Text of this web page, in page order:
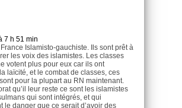
7 h 51 min
France Islamisto-gauchiste. Ils sont prêt à
les voix des islamistes. Les classes
votent plus pour eux car ils ont
laïcité, et le combat de classes, ces
pour la plupart au RN maintenant.
qu’il leur reste ce sont les islamistes
qui sont intégrés, et qui
le danger que ce serait d’avoir des